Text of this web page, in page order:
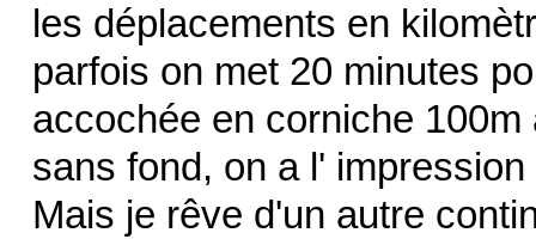
les déplacements en
parfois on met 20 minutes
accochée en corniche
sans fond, on a l'
Mais je rêve d'un autre